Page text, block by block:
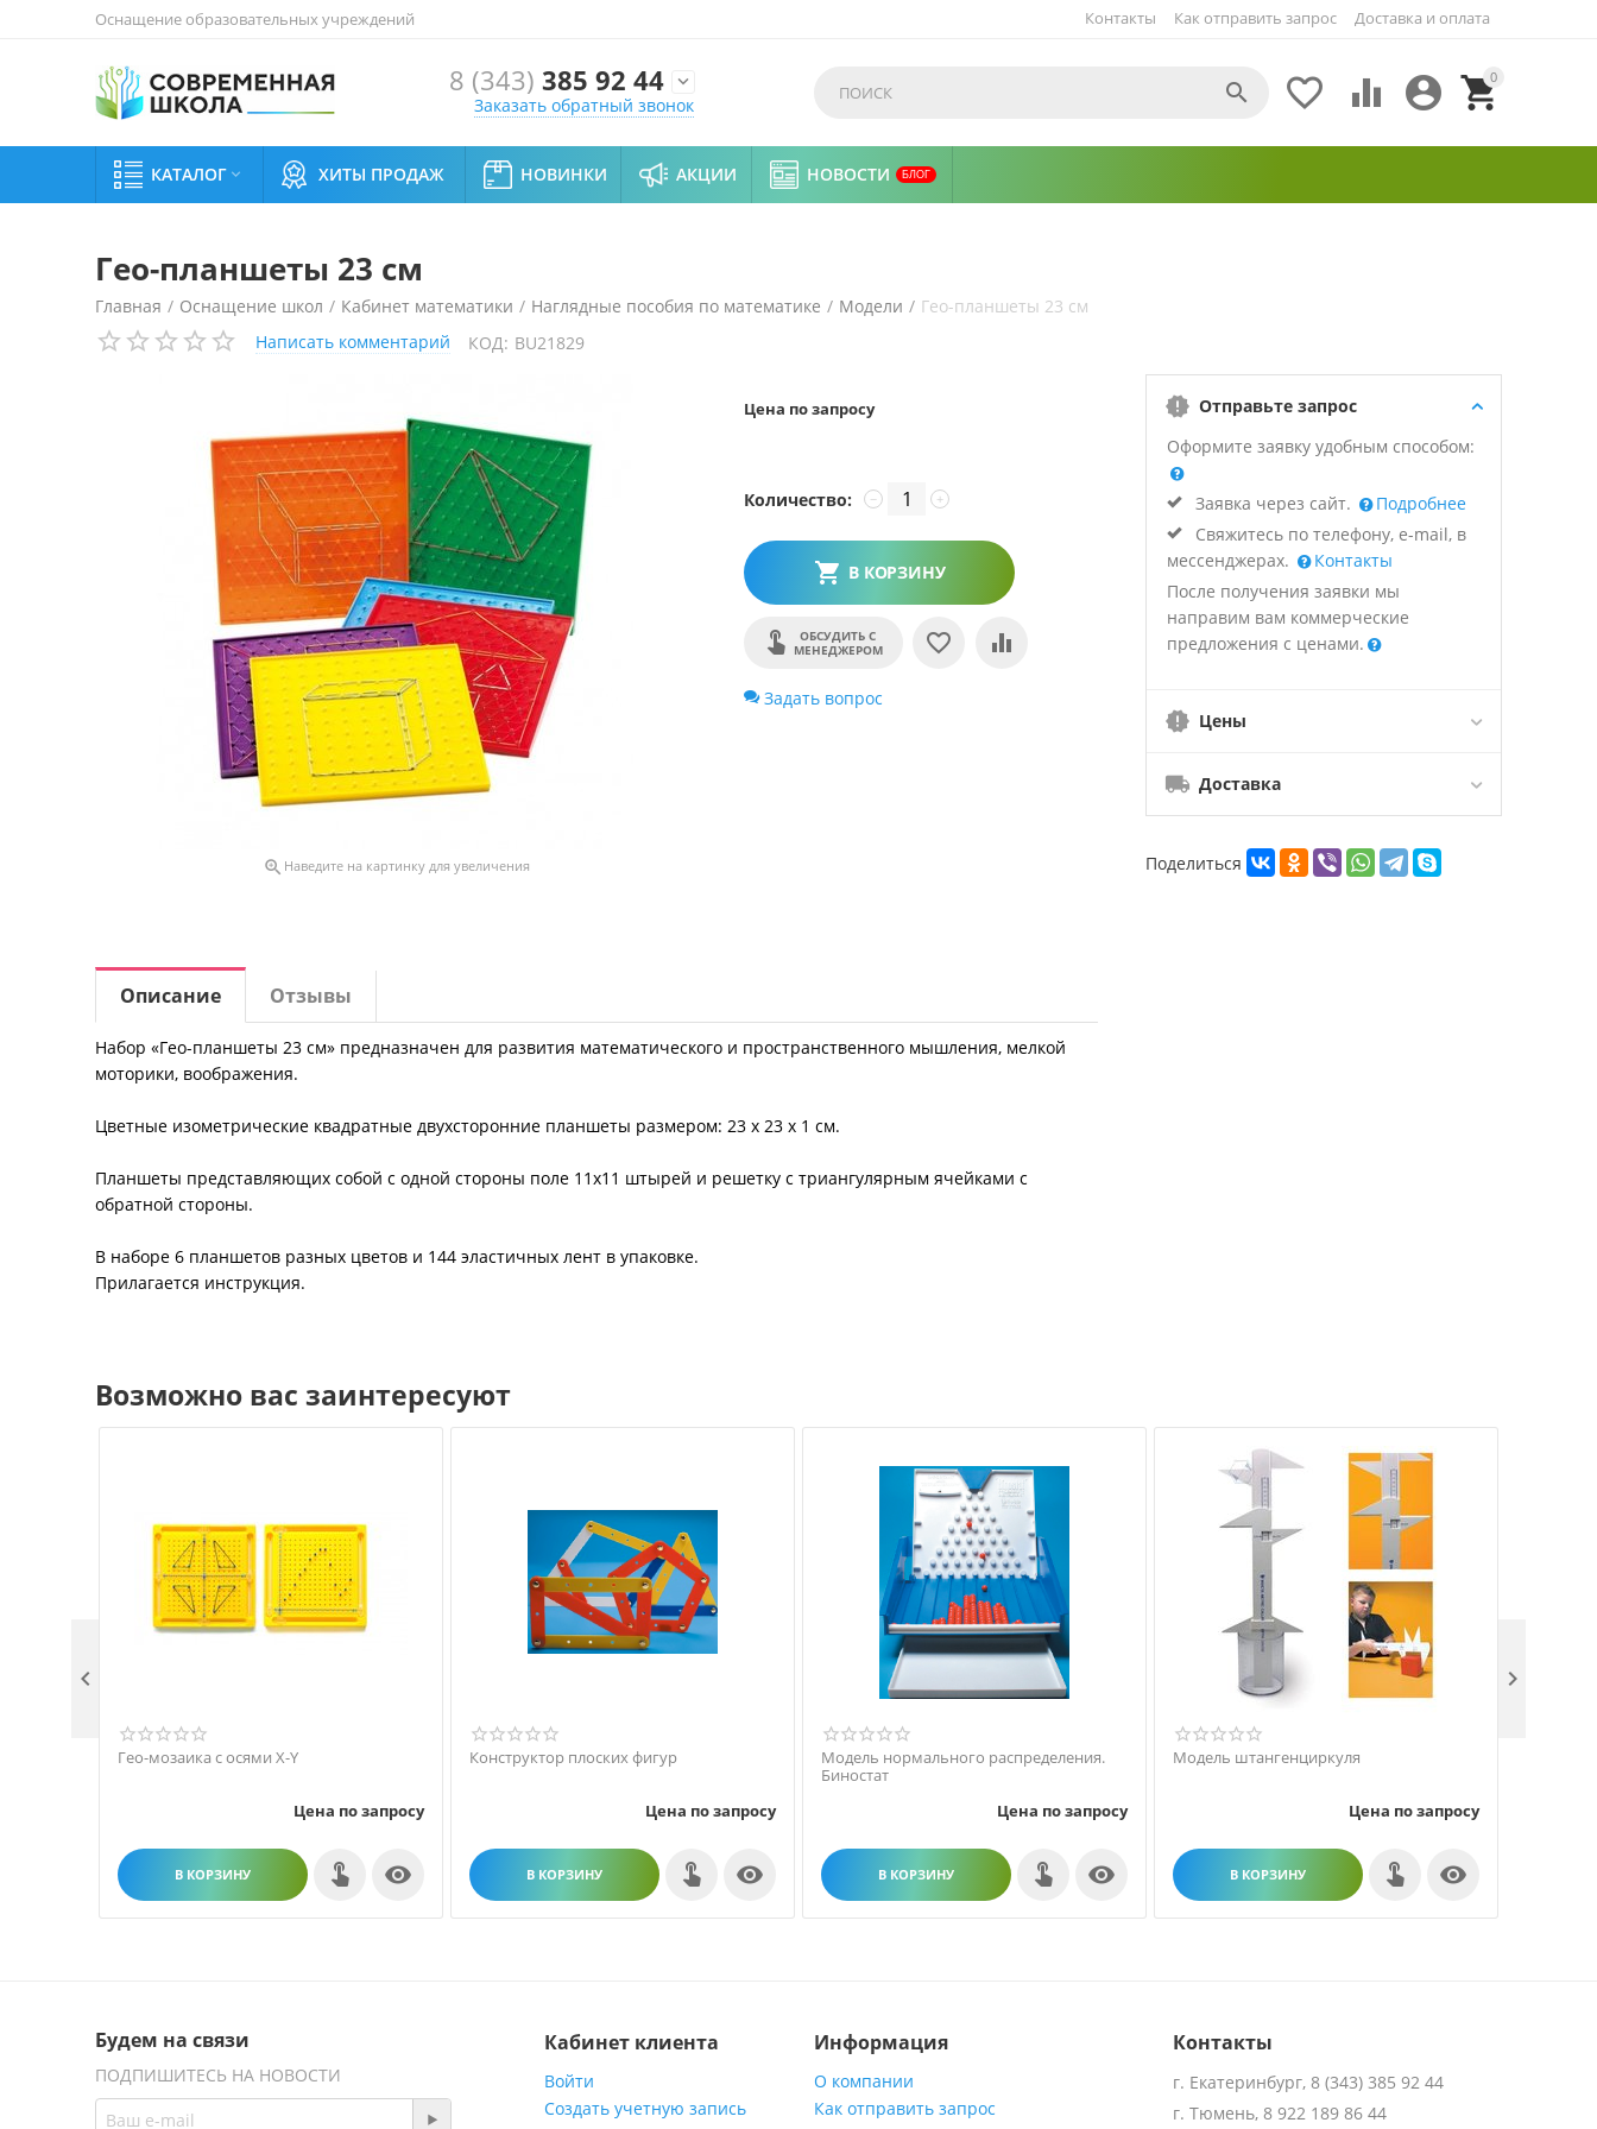
Оснащение образовательных учреждений Как отправить запрос Доставка и оплата
Контакты
8 (343) 385 92 44 
Заказать обратный звонок
0


 

КАТАЛОГ  ХИТЫ ПРОДАЖ НОВИНКИ АКЦИИ НОВОСТИ БЛОГ
Гео-планшеты 23 см
Главная / Оснащение школ / Кабинет математики / Наглядные пособия по математике / Модели / Гео-планшеты 23 см
Написать комментарий
КОД: BU21829
 Наведите на картинку для увеличения
Цена по запросу
Количество: +
−
В КОРЗИНУ
ОБСУДИТЬ С
МЕНЕДЖЕРОМ
Задать вопрос
Отправьте запрос
Оформите заявку удобным способом:
Заявка через сайт.
Подробнее
Свяжитесь по телефону, e-mail, в
мессенджерах.
Контакты
После получения заявки мы
направим вам коммерческие
предложения с ценами.
Цены
Доставка
Поделиться
Описание Отзывы
Набор «Гео-планшеты 23 см» предназначен для развития математического и пространственного мышления, мелкой
моторики, воображения.
Цветные изометрические квадратные двухсторонние планшеты размером: 23 х 23 х 1 см.
Планшеты представляющих собой с одной стороны поле 11х11 штырей и решетку с триангулярным ячейками с
обратной стороны.
В наборе 6 планшетов разных цветов и 144 эластичных лент в упаковке.
Прилагается инструкция.
Возможно вас заинтересуют
Гео-мозаика с осями X-Y
Цена по запросу
В КОРЗИНУ 
Конструктор плоских фигур
Цена по запросу
В КОРЗИНУ 
Модель нормального распределения.
Биностат
Цена по запросу
В КОРЗИНУ 
Модель штангенциркуля
Цена по запросу
В КОРЗИНУ 
 
Будем на связи
ПОДПИШИТЕСЬ НА НОВОСТИ
Кабинет клиента
Войти
Создать учетную запись
Информация
О компании
Как отправить запрос
Контакты
г. Екатеринбург, 8 (343) 385 92 44
г. Тюмень, 8 922 189 86 44